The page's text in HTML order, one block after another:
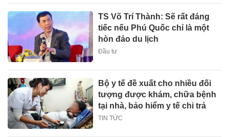
TS Võ Trí Thành: Sẽ rất đáng
tiếc nếu Phú Quốc chỉ là một
hòn đảo du lịch
Đầu tư
Bộ y tế đề xuất cho nhiều đối
tượng được khám, chữa bệnh
tại nhà, bảo hiểm y tế chi trả
TIN TỨC